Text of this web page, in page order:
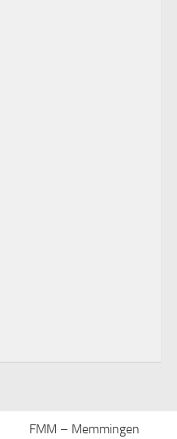
FMM – Memmingen